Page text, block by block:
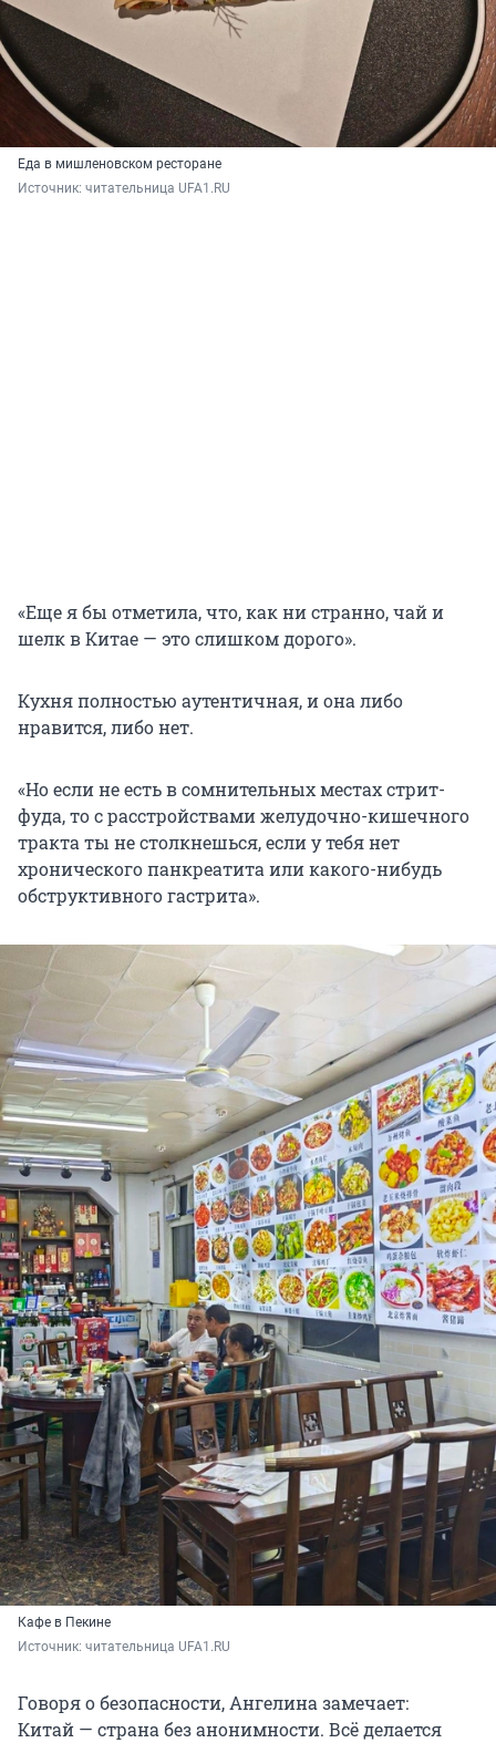
Еда в мишленовском ресторане
Источник: читательница UFA1.RU
«Еще я бы отметила, что, как ни странно, чай и
шелк в Китае — это слишком дорого».
Кухня полностью аутентичная, и она либо
нравится, либо нет.
«Но если не есть в сомнительных местах стрит-
фуда, то с расстройствами желудочно-кишечного
тракта ты не столкнешься, если у тебя нет
хронического панкреатита или какого-нибудь
обструктивного гастрита».
Кафе в Пекине
Источник: читательница UFA1.RU
Говоря о безопасности, Ангелина замечает:
Китай — страна без анонимности. Всё делается